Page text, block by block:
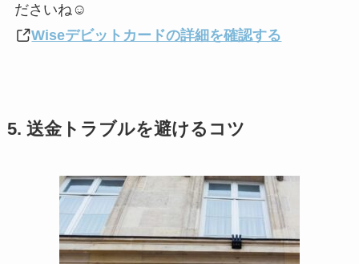
ださいね☺︎
Wiseデビットカードの詳細を確認する
5. 送金トラブルを避けるコツ